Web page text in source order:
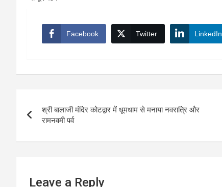
Facebook Twitter LinkedIn
navigation
श्री बालाजी मंदिर कोटद्वार में धूमधाम से मनाया नवरात्रि और
रामनवमी पर्व
Leave a Reply